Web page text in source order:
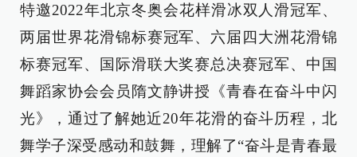
特邀2022年北京冬奥会花样滑冰双人滑冠军、
两届世界花滑锦标赛冠军、六届四大洲花滑锦
标赛冠军、国际滑联大奖赛总决赛冠军、中国
舞蹈家协会会员隋文静讲授《青春在奋斗中闪
光》，通过了解她近20年花滑的奋斗历程，北
舞学子深受感动和鼓舞，理解了“奋斗是青春最